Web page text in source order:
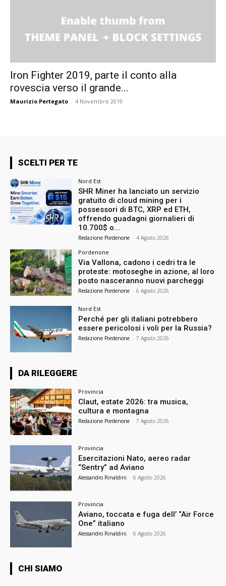
Iron Fighter 2019, parte il conto alla
rovescia verso il grande...
Maurizio Pertegato - 4 Novembre 2019
SCELTI PER TE
Nord Est
SHR Miner ha lanciato un servizio
gratuito di cloud mining per i
possessori di BTC, XRP ed ETH,
offrendo guadagni giornalieri di
10.700$ o...
Redazione Pordenone - 4 Agosto 2026
Pordenone
Via Vallona, cadono i cedri tra le
proteste: motoseghe in azione, al loro
posto nasceranno nuovi parcheggi
Redazione Pordenone - 6 Agosto 2026
Nord Est
Perché per gli italiani potrebbero
essere pericolosi i voli per la Russia?
Redazione Pordenone - 7 Agosto 2026
DA RILEGGERE
Provincia
Claut, estate 2026: tra musica,
cultura e montagna
Redazione Pordenone - 7 Agosto 2026
Provincia
Esercitazioni Nato, aereo radar
“Sentry” ad Aviano
Alessandro Rinaldini - 6 Agosto 2026
Provincia
Aviano, toccata e fuga dell’ “Air Force
One” italiano
Alessandro Rinaldini - 6 Agosto 2026
CHI SIAMO